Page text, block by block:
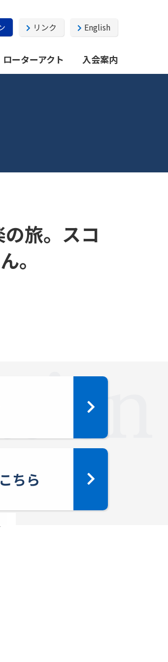
リンク English
ローターアクト 入会案内
旅。スコ
。
ちら